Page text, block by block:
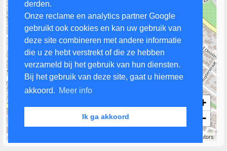
derden.
Onze reclame en analytics partner Google
gebruikt ook cookies en kan uw gebruik van
deze site combineren met andere informatie
die u ze hebt verstrekt of die ze hebben
verzameld bij het gebruik van hun diensten.
Bij het gebruik van deze site, gaat u hiermee
akkoord. Meer info
Ik ga akkoord
+
−
contributors